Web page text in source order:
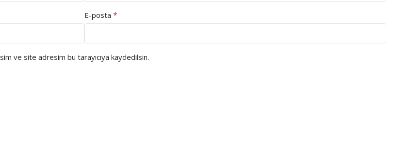
E-posta *
ve site adresim bu tarayıcıya kaydedilsin.